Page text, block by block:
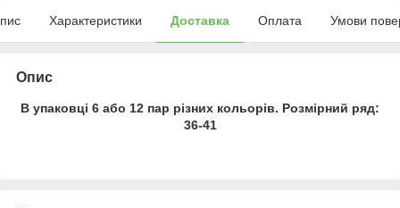
Характеристики Доставка Оплата Умови
Опис
В упаковці 6 або 12 пар різних кольорів. Розмірний ряд:
36-41